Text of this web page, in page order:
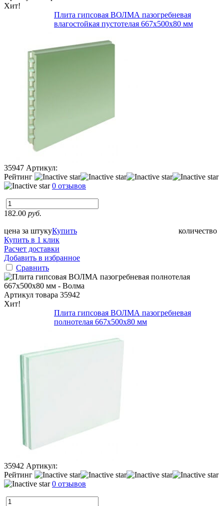
Хит!
Плита гипсовая ВОЛМА пазогребневая
влагостойкая пустотелая 667х500х80 мм
35947 Артикул:
Рейтинг
0 отзывов
182.00 руб.
цена за штуку количество
Купить
Купить в 1 клик
Расчет доставки
Добавить в избранное
Сравнить
Артикул товара 35942
Хит!
Плита гипсовая ВОЛМА пазогребневая
полнотелая 667х500х80 мм
35942 Артикул:
Рейтинг
0 отзывов